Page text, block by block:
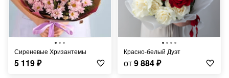
Сиреневые Хризантемы
5 119₽
Красно-белый Дуэт
от9 884₽